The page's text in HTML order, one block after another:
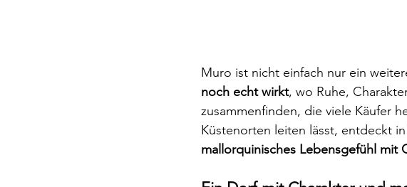
Muro ist nicht einfach nur ein
noch echt wirkt, wo Ruhe,
zusammenfinden, die viele Käufer
Küstenorten leiten lässt, entdeckt
mallorquinisches Lebensgefühl mit